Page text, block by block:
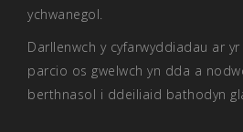
ychwanegol.
Darllenwch y cyfarwyddiadau ar
parcio os gwelwch yn dda a
berthnasol i ddeiliaid bathodyn